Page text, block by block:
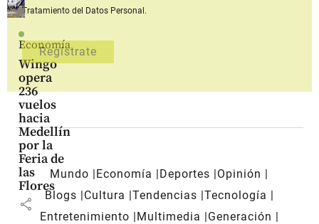
Economía
Wingo
opera
236
vuelos
hacia
Medellín
por la
Feria de
las
Flores
share
Tratamiento del Datos Personal.
Mundo Economía Deportes
Opinión
Blogs
Cultura Tendencias Tecnología
Entretenimiento
Multimedia
Generación